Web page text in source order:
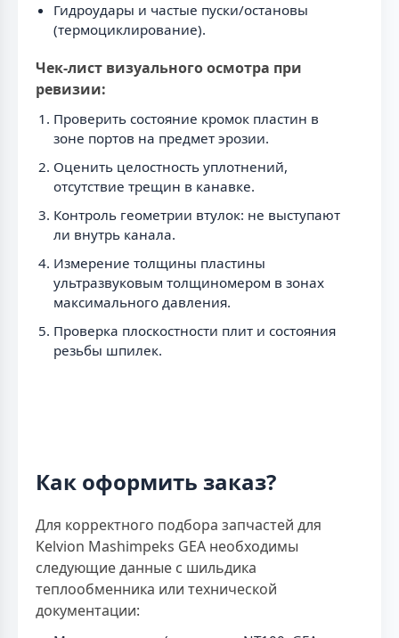
Гидроудары и частые пуски/остановы
(термоциклирование).
Чек-лист визуального осмотра при
ревизии:
Проверить состояние кромок пластин в
зоне портов на предмет эрозии.
Оценить целостность уплотнений,
отсутствие трещин в канавке.
Контроль геометрии втулок: не выступают
ли внутрь канала.
Измерение толщины пластины
ультразвуковым толщиномером в зонах
максимального давления.
Проверка плоскостности плит и состояния
резьбы шпилек.
Как оформить заказ?
Для корректного подбора запчастей для
Kelvion Mashimpeks GEA необходимы
следующие данные с шильдика
теплообменника или технической
документации: